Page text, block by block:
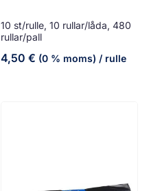
10 st/rulle, 10 rullar/låda, 480
rullar/pall
4,50 € (0 % moms) / rulle